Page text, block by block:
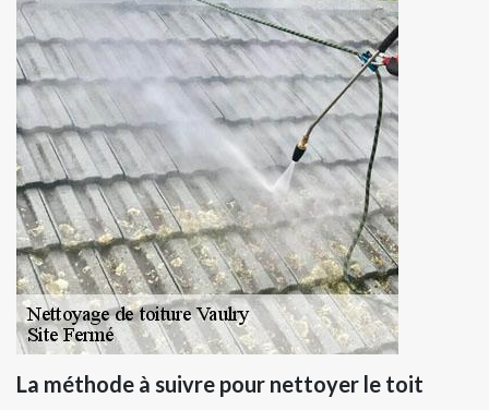
La méthode à suivre pour nettoyer le toit